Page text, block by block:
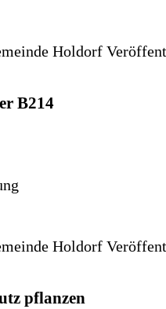
Holdorf
B214
Holdorf
pflanzen